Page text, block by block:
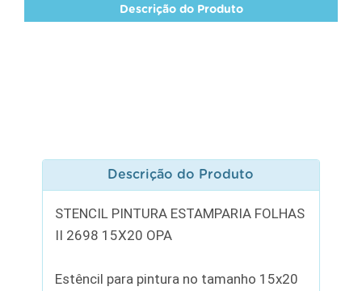
Descrição do Produto
Descrição do Produto
STENCIL PINTURA ESTAMPARIA FOLHAS
II 2698 15X20 OPA
Estêncil para pintura no tamanho 15x20